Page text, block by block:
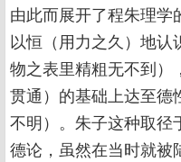
由此而展开了程朱理学
以恒（用力之久）地认
物之表里精粗无不到）
贯通）的基础上达至德
不明）。朱子这种取径
德论，虽然在当时就被